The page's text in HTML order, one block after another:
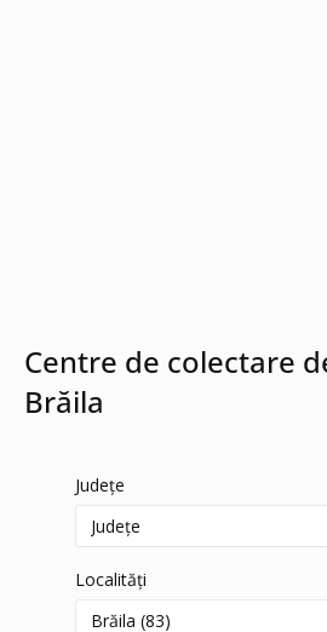
Centre de colectare
Brăila
Județe
Localități